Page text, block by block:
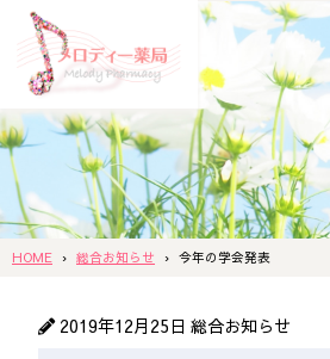
HOME 総合お知らせ 今年の学会発表
2019年12月25日総合お知らせ